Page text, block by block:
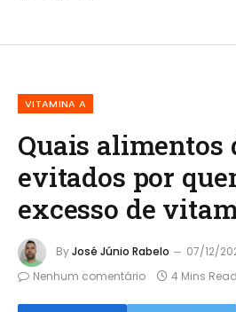
VITAMINA A
Quais alimentos
evitados por
excesso de
ByJosé Júnio Rabelo
07/12/
Nenhum comentário
4 Mins Read